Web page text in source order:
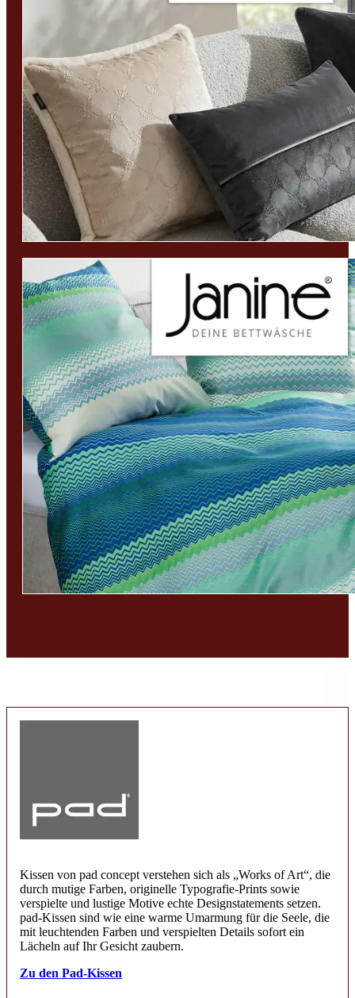
Kissen von pad concept verstehen sich als „Works of Art“, die
durch mutige Farben, originelle Typografie-Prints sowie
verspielte und lustige Motive echte Designstatements setzen.
pad-Kissen sind wie eine warme Umarmung für die Seele, die
mit leuchtenden Farben und verspielten Details sofort ein
Lächeln auf Ihr Gesicht zaubern.
Zu den Pad-Kissen